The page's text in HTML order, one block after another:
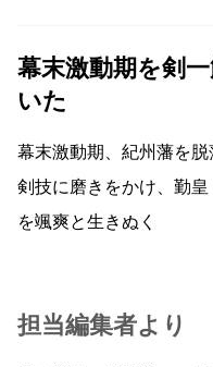
幕末激動期を剣
いた
幕末激動期、紀州藩を
剣技に磨きをかけ、勤
を颯爽と生きぬく
担当編集者より